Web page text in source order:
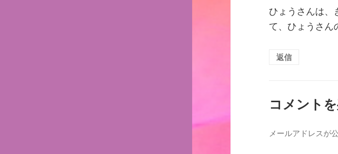
ひょうさんは、
て、ひょうさん
返信
コメント
メールアドレスが